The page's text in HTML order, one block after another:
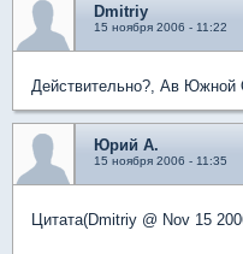
Dmitriy
15 ноября 2006 - 11:22
Действительно?, Ав Южной
Юрий А.
15 ноября 2006 - 11:35
Цитата(Dmitriy @ Nov 15